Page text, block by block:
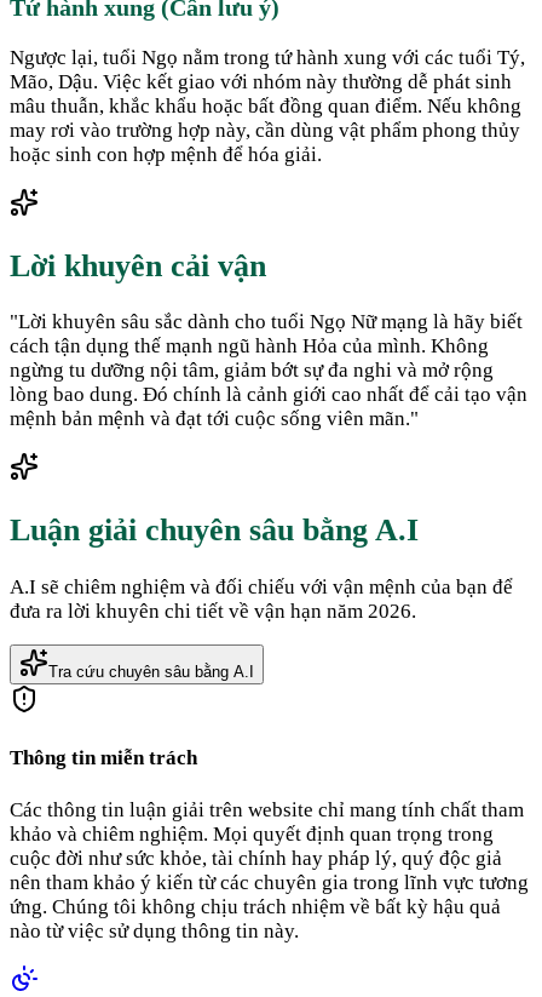
Tứ hành xung (Cần lưu ý)
Ngược lại, tuổi Ngọ nằm trong tứ hành xung với các tuổi Tý,
Mão, Dậu. Việc kết giao với nhóm này thường dễ phát sinh
mâu thuẫn, khắc khẩu hoặc bất đồng quan điểm. Nếu không
may rơi vào trường hợp này, cần dùng vật phẩm phong thủy
hoặc sinh con hợp mệnh để hóa giải.
Lời khuyên cải vận
"Lời khuyên sâu sắc dành cho tuổi Ngọ Nữ mạng là hãy biết
cách tận dụng thế mạnh ngũ hành Hỏa của mình. Không
ngừng tu dưỡng nội tâm, giảm bớt sự đa nghi và mở rộng
lòng bao dung. Đó chính là cảnh giới cao nhất để cải tạo vận
mệnh bản mệnh và đạt tới cuộc sống viên mãn."
Luận giải chuyên sâu bằng A.I
A.I sẽ chiêm nghiệm và đối chiếu với vận mệnh của bạn để
đưa ra lời khuyên chi tiết về vận hạn năm 2026.
Tra cứu chuyên sâu bằng A.I
Thông tin miễn trách
Các thông tin luận giải trên website chỉ mang tính chất tham
khảo và chiêm nghiệm. Mọi quyết định quan trọng trong
cuộc đời như sức khỏe, tài chính hay pháp lý, quý độc giả
nên tham khảo ý kiến từ các chuyên gia trong lĩnh vực tương
ứng. Chúng tôi không chịu trách nhiệm về bất kỳ hậu quả
nào từ việc sử dụng thông tin này.